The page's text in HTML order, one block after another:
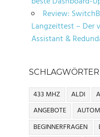
Review:
Langzeittest – Der
Assistant &
SCHLAGWÖRTER
433 MHZ ALDI
ANGEBOTE
BEGINNERFRAGEN